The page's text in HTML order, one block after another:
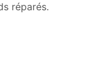
réparés.